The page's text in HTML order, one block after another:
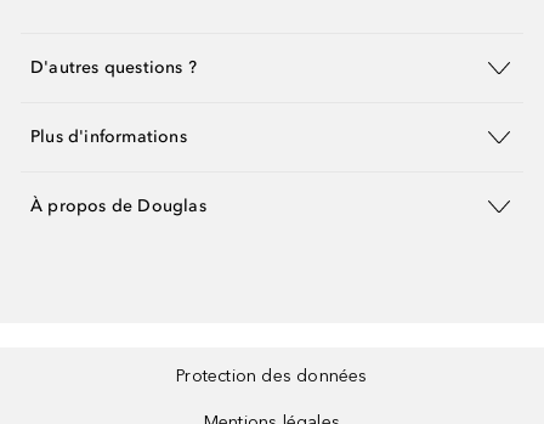
D'autres questions ?
Plus d'informations
À propos de Douglas
Protection des données